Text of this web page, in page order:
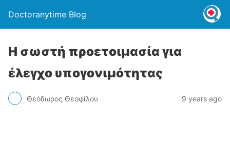
Doctoranytime Blog
Η σωστή προετοιμασία για
έλεγχο υπογονιμότητας
Θεόδωρος Θεοφίλου 9 years ago